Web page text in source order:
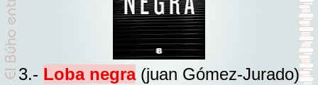
3.- Loba negra(juan Gómez-Jurado)